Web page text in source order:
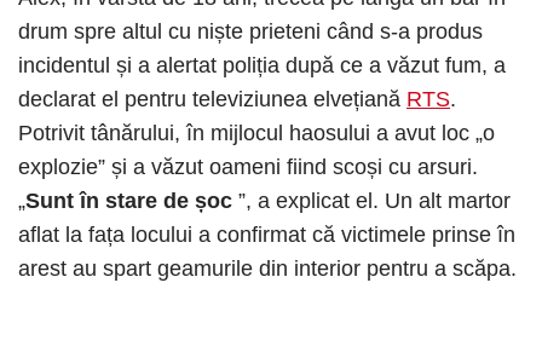
drum spre altul cu niște prieteni când s-a produs
incidentul și a alertat poliția după ce a văzut fum, a
declarat el pentru televiziunea elvețiană RTS.
Potrivit tânărului, în mijlocul haosului a avut loc „o
explozie” și a văzut oameni fiind scoși cu arsuri.
„Sunt în stare de șoc ”, a explicat el. Un alt martor
aflat la fața locului a confirmat că victimele prinse în
arest au spart geamurile din interior pentru a scăpa.